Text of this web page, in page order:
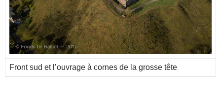
Front sud et l’ouvrage à cornes de la grosse tête